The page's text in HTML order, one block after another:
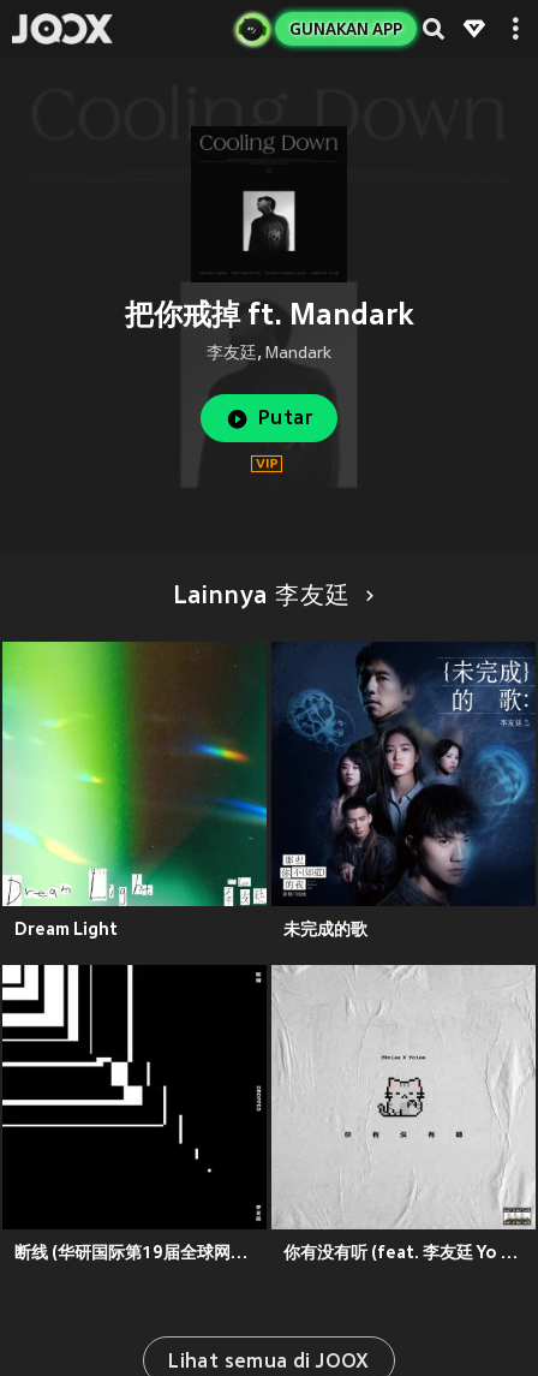
GUNAKAN APP
把你戒掉 ft. Mandark
李友廷, Mandark
Putar
Lainnya 李友廷
Dream Light 未完成的歌
断线 (华研国际第19届全球网络词曲创作大赛 冠军单曲) 你有没有听 (feat. 李友廷 Yo Lee)
Lihat semua di JOOX